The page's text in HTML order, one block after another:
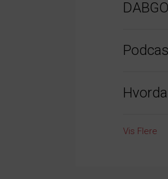
Vis Flere